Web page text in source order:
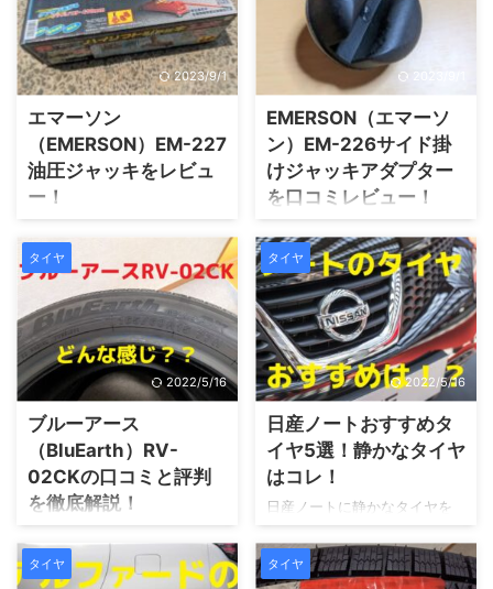
キを綺麗に保つパーツクリー
ナーに迫って行きます。
ス付きだととても計測しやす
いです。
2023/9/1
エマーソン
（EMERSON）EM-227
油圧ジャッキをレビュ
ー！
で、簡単に済ませたい。タイ
ヤ交換のジャッキを油圧ジャ
ッキに変更したい。通常のジ
ャッキから油圧ジャッキに変
えたほうが、簡単に楽に車を
上げることができます。今回
は、エマーソンEM-227油圧ジ
ャッキに迫って行きます。
2023/9/1
EMERSON（エマーソ
ン）EM-226サイド掛
けジャッキアダプター
を口コミレビュー！
の他にジャッキと車の間に入
れるアダプターも購入いたし
ました。アダプターがあれ
ば、ジャッキアップしたとき
に生じる車の傷も防ぐことが
できます。
タイヤ
2022/5/16
ブルーアース
（BluEarth）RV-
02CKの口コミと評判
を徹底解説！
ャーなタイヤと言えば、ブル
ーアースです。コンパクトミ
タイヤ
2022/5/16
日産ノートおすすめタ
イヤ5選！静かなタイヤ
はコレ！
日産ノートに静かなタイヤを
履かせたい。オススメのタイ
ヤは、プレミアムコンフォー
トタイヤです。せっかく運転
タイヤ タイヤ